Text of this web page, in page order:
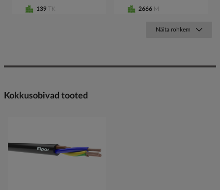
139 TK 2666 M
Näita rohkem
Kokkusobivad tooted